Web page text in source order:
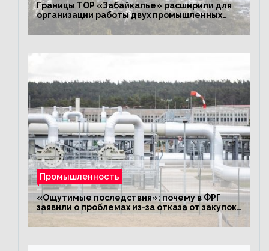
Границы ТОР «Забайкалье» расширили для
организации работы двух промышленных
предприятий
Промышленность
«Ощутимые последствия»: почему в ФРГ
заявили о проблемах из-за отказа от закупок
российского газа